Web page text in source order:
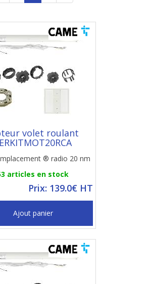
volet roulant
® radio 20 nm
articles en stock
Prix: 139.0€ HT
Ajout panier